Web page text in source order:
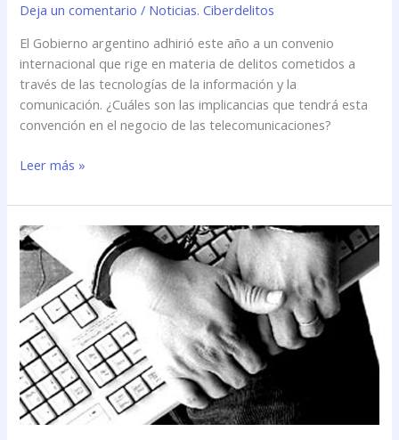
Deja un comentario / Noticias. Ciberdelitos
El Gobierno argentino adhirió este año a un convenio
internacional que rige en materia de delitos cometidos a
través de las tecnologías de la información y la
comunicación. ¿Cuáles son las implicancias que tendrá esta
convención en el negocio de las telecomunicaciones?
Leer más »
Por
culpa
del
cibercrimen,
\»telcos\»
deberán
cumplir
nuevas
obligaciones
estatales